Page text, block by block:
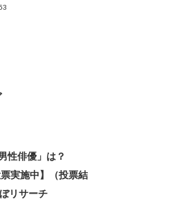
性俳優」は？
実施中】（投票結
リサーチ